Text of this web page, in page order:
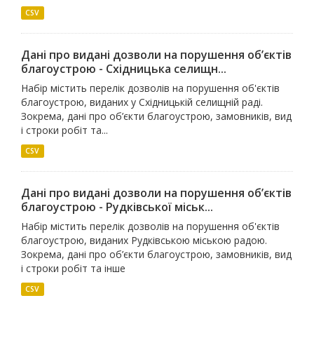
CSV
Дані про видані дозволи на порушення об’єктів
благоустрою - Східницька селищн...
Набір містить перелік дозволів на порушення об'єктів
благоустрою, виданих у Східницькій селищній раді.
Зокрема, дані про об’єкти благоустрою, замовників, вид
і строки робіт та...
CSV
Дані про видані дозволи на порушення об’єктів
благоустрою - Рудківської міськ...
Набір містить перелік дозволів на порушення об'єктів
благоустрою, виданих Рудківською міською радою.
Зокрема, дані про об’єкти благоустрою, замовників, вид
і строки робіт та інше
CSV